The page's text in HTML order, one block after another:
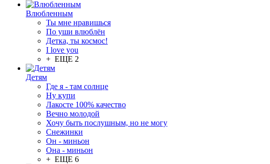
Влюбленным
Ты мне нравишься
По уши влюблён
Детка, ты космос!
I love you
+ ЕЩЕ 2
Детям
Где я - там солнце
Ну купи
Лакосте 100% качество
Вечно молодой
Хочу быть послушным, но не могу
Снежинки
Он - миньон
Она - миньон
+ ЕЩЕ 6